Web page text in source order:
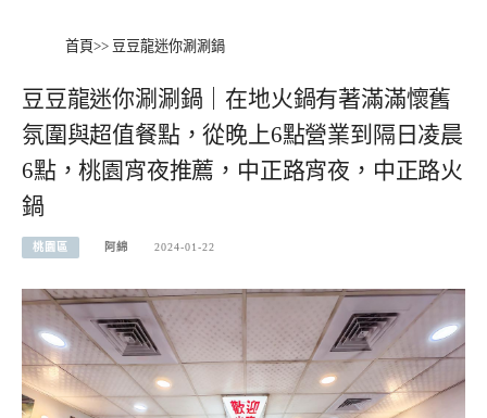
首頁>> 豆豆龍迷你涮涮鍋
豆豆龍迷你涮涮鍋｜在地火鍋有著滿滿懷舊
氛圍與超值餐點，從晚上6點營業到隔日凌晨
6點，桃園宵夜推薦，中正路宵夜，中正路火
鍋
桃園區 阿綿 2024-01-22